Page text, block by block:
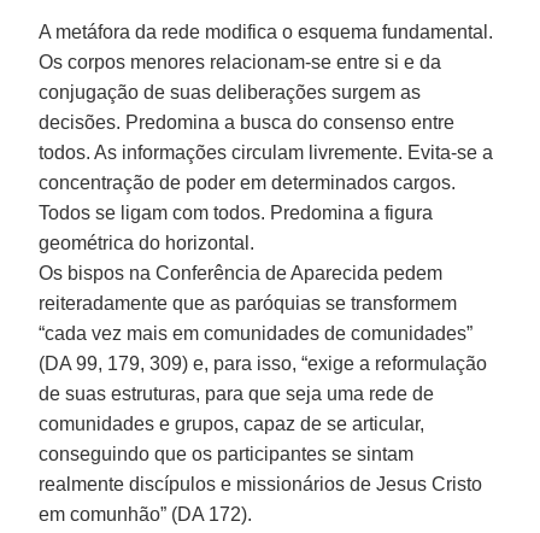
A metáfora da rede modifica o esquema fundamental.
Os corpos menores relacionam-se entre si e da
conjugação de suas deliberações surgem as
decisões. Predomina a busca do consenso entre
todos. As informações circulam livremente. Evita-se a
concentração de poder em determinados cargos.
Todos se ligam com todos. Predomina a figura
geométrica do horizontal.
Os bispos na Conferência de Aparecida pedem
reiteradamente que as paróquias se transformem
“cada vez mais em comunidades de comunidades”
(DA 99, 179, 309) e, para isso, “exige a reformulação
de suas estruturas, para que seja uma rede de
comunidades e grupos, capaz de se articular,
conseguindo que os participantes se sintam
realmente discípulos e missionários de Jesus Cristo
em comunhão” (DA 172).